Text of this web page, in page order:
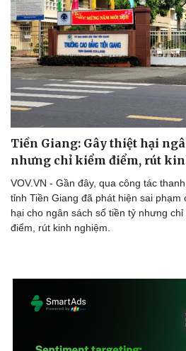
Doanh nghiệp
Thông tin doanh nghiệp
Doanh nghiệp 24h
Doanh nhân
Vì cộng đồng
Tiền Giang: Gây thiệt hại
nhưng chỉ kiểm điểm, rút
VOV.VN - Gần đây, qua công tác
tỉnh Tiền Giang đã phát hiện sai
hại cho ngân sách số tiền tỷ nhưng
điểm, rút kinh nghiệm.